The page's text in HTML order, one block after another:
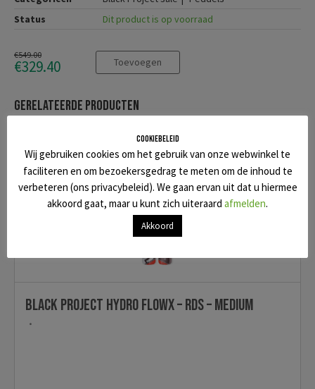
Status
Dit product is op voorraad
€549.00
€329.40 Toevoegen
Gerelateerde producten
Black Project Hydro FlowX – RDS – Medium
Cookiebeleid
Wij gebruiken cookies om het gebruik van onze webwinkel te
faciliteren en om bezoekersgedrag te meten om de inhoud te
verbeteren (ons privacybeleid). We gaan ervan uit dat u hiermee
akkoord gaat, maar u kunt zich uiteraard afmelden.
Akkoord